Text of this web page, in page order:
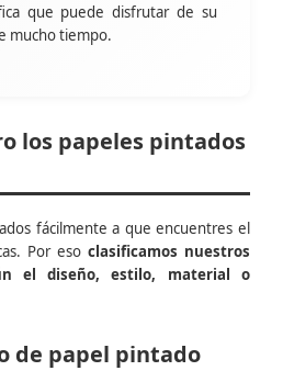
que puede disfrutar de su
mucho tiempo.
los papeles pintados
fácilmente a que encuentres el
Por eso clasificamos nuestros
el diseño, estilo, material o
de papel pintado